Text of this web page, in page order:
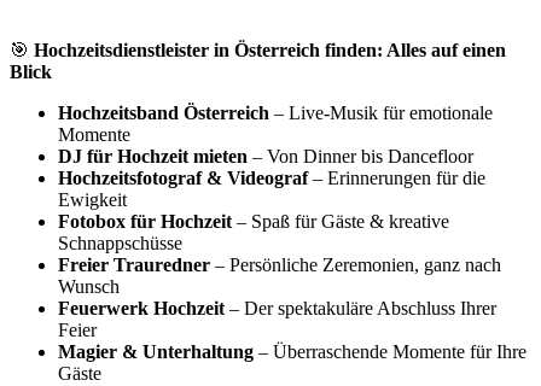
🎯 Hochzeitsdienstleister in Österreich finden: Alles auf einen
Blick
Hochzeitsband Österreich – Live-Musik für emotionale
Momente
DJ für Hochzeit mieten – Von Dinner bis Dancefloor
Hochzeitsfotograf & Videograf– Erinnerungen für die
Ewigkeit
Fotobox für Hochzeit – Spaß für Gäste & kreative
Schnappschüsse
Freier Trauredner – Persönliche Zeremonien, ganz nach
Wunsch
Feuerwerk Hochzeit – Der spektakuläre Abschluss Ihrer
Feier
Magier & Unterhaltung – Überraschende Momente für Ihre
Gäste